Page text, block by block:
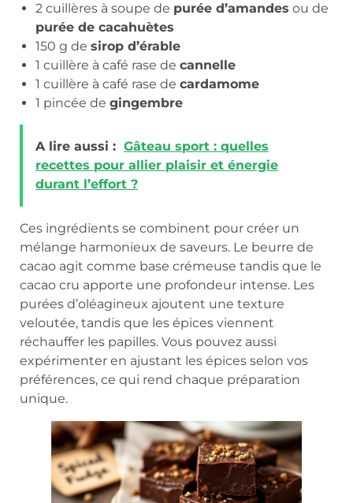
2 cuillères à soupe de purée d’amandes ou de
purée de cacahuètes
150 g de sirop d’érable
1 cuillère à café rase de cannelle
1 cuillère à café rase de cardamome
1 pincée de gingembre
A lire aussi : Gâteau sport : quelles
recettes pour allier plaisir et énergie
durant l’effort ?
Ces ingrédients se combinent pour créer un
mélange harmonieux de saveurs. Le beurre de
cacao agit comme base crémeuse tandis que le
cacao cru apporte une profondeur intense. Les
purées d’oléagineux ajoutent une texture
veloutée, tandis que les épices viennent
réchauffer les papilles. Vous pouvez aussi
expérimenter en ajustant les épices selon vos
préférences, ce qui rend chaque préparation
unique.